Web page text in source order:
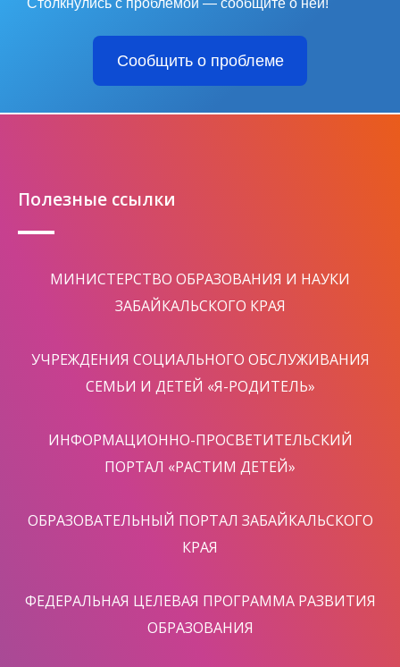
Столкнулись с проблемой — сообщите о ней!
Сообщить о проблеме
Полезные ссылки
МИНИСТЕРСТВО ОБРАЗОВАНИЯ И НАУКИ
ЗАБАЙКАЛЬСКОГО КРАЯ
УЧРЕЖДЕНИЯ СОЦИАЛЬНОГО ОБСЛУЖИВАНИЯ
СЕМЬИ И ДЕТЕЙ «Я-РОДИТЕЛЬ»
ИНФОРМАЦИОННО-ПРОСВЕТИТЕЛЬСКИЙ
ПОРТАЛ «РАСТИМ ДЕТЕЙ»
ОБРАЗОВАТЕЛЬНЫЙ ПОРТАЛ ЗАБАЙКАЛЬСКОГО
КРАЯ
ФЕДЕРАЛЬНАЯ ЦЕЛЕВАЯ ПРОГРАММА РАЗВИТИЯ
ОБРАЗОВАНИЯ